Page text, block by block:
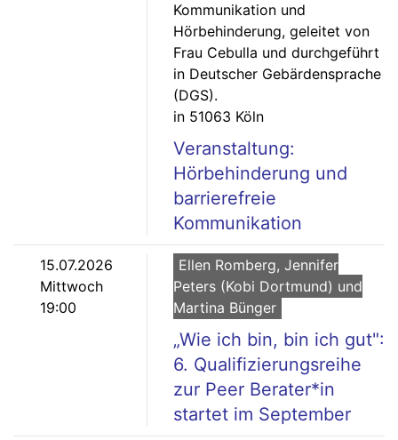
Kommunikation und
Hörbehinderung, geleitet von
Frau Cebulla und durchgeführt
in Deutscher Gebärdensprache
(DGS).
in 51063 Köln
Veranstaltung:
Hörbehinderung und
barrierefreie
Kommunikation
15.07.2026
Mittwoch
19:00
Ellen Romberg, Jennifer
Peters (Kobi Dortmund) und
Martina Bünger
„Wie ich bin, bin ich gut":
6. Qualifizierungsreihe
zur Peer Berater*in
startet im September